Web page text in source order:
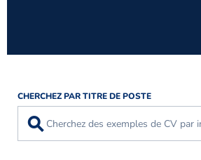
CHERCHEZ PAR TITRE DE POSTE
⚲